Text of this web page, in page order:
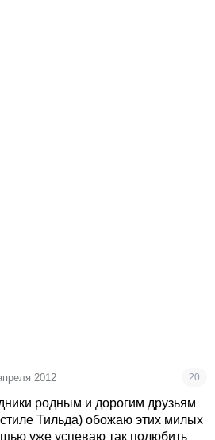
2012 20
родным и дорогим друзьям
Тильда) обожаю этих милых
уже успеваю так полюбить